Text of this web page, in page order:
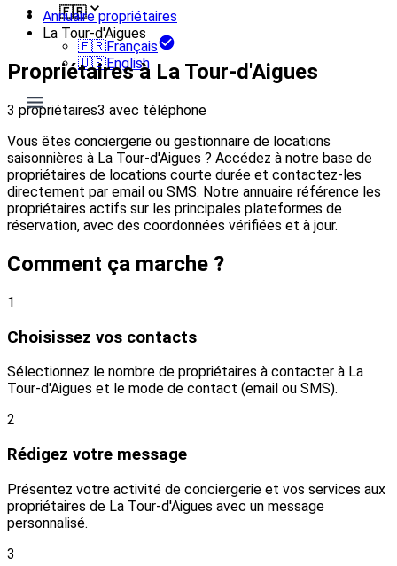
🇫🇷
🇫🇷Français
🇺🇸English
Annuaire propriétaires
La Tour-d'Aigues
Propriétaires à La Tour-d'Aigues
3 propriétaires3 avec téléphone
Vous êtes conciergerie ou gestionnaire de locations
saisonnières à La Tour-d'Aigues ? Accédez à notre base de
propriétaires de locations courte durée et contactez-les
directement par email ou SMS. Notre annuaire référence les
propriétaires actifs sur les principales plateformes de
réservation, avec des coordonnées vérifiées et à jour.
Comment ça marche ?
1
Choisissez vos contacts
Sélectionnez le nombre de propriétaires à contacter à La
Tour-d'Aigues et le mode de contact (email ou SMS).
2
Rédigez votre message
Présentez votre activité de conciergerie et vos services aux
propriétaires de La Tour-d'Aigues avec un message
personnalisé.
3